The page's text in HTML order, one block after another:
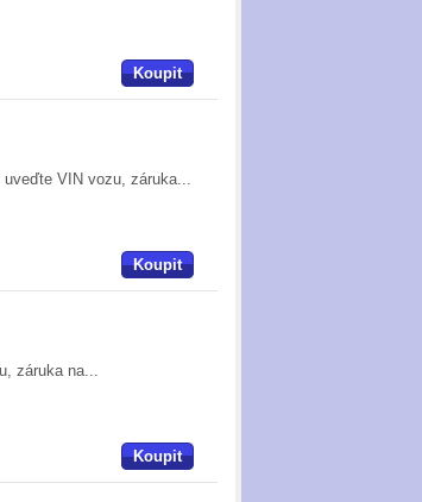
Koupit
VIN vozu, záruka...
Koupit
záruka na...
Koupit